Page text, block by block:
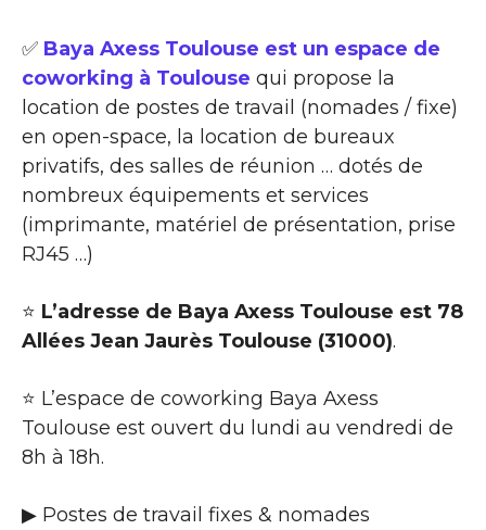
✅ Baya Axess Toulouse est un espace de
coworking à Toulouse qui propose la
location de postes de travail (nomades / fixe)
en open-space, la location de bureaux
privatifs, des salles de réunion … dotés de
nombreux équipements et services
(imprimante, matériel de présentation, prise
RJ45 …)
⭐ L’adresse de Baya Axess Toulouse est 78
Allées Jean Jaurès Toulouse (31000).
⭐ L’espace de coworking Baya Axess
Toulouse est ouvert du lundi au vendredi de
8h à 18h.
▶ Postes de travail fixes & nomades